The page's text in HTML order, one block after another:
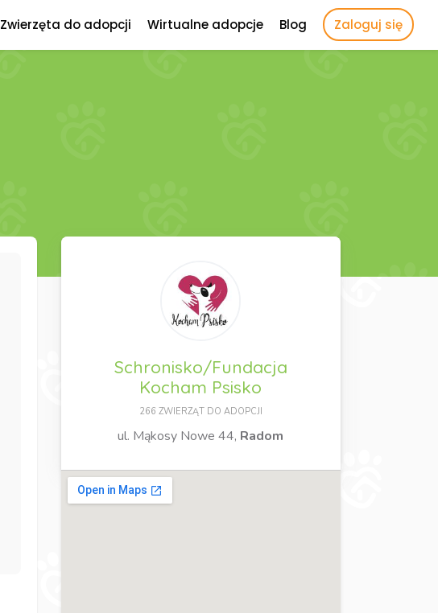
Zwierzęta do adopcji Wirtualne adopcje Blog Zaloguj się
Schronisko/Fundacja
Kocham Psisko
266 ZWIERZĄT DO ADOPCJI
ul. Mąkosy Nowe 44, Radom